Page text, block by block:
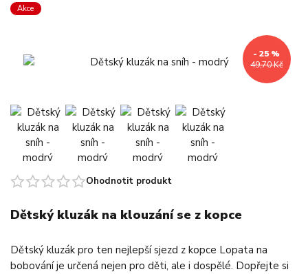
Akce
49,70 Kč
- 25 %
Ohodnotit produkt
Dětský kluzák na klouzání se z kopce
Dětský kluzák pro ten nejlepší sjezd z kopce Lopata na
bobování je určená nejen pro děti, ale i dospělé. Dopřejte si